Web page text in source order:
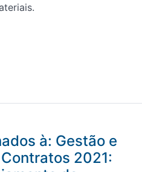
à: Gestão e
2021: